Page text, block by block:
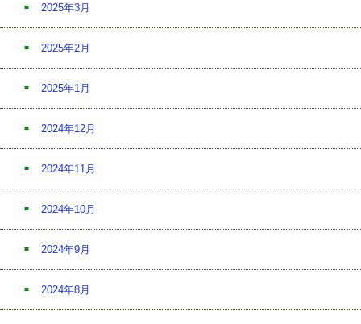
2025年3月
2025年2月
2025年1月
2024年12月
2024年11月
2024年10月
2024年9月
2024年8月